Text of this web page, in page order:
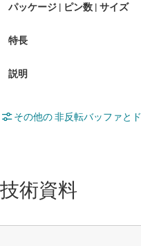
その他の 非反転バッファと
技術資料